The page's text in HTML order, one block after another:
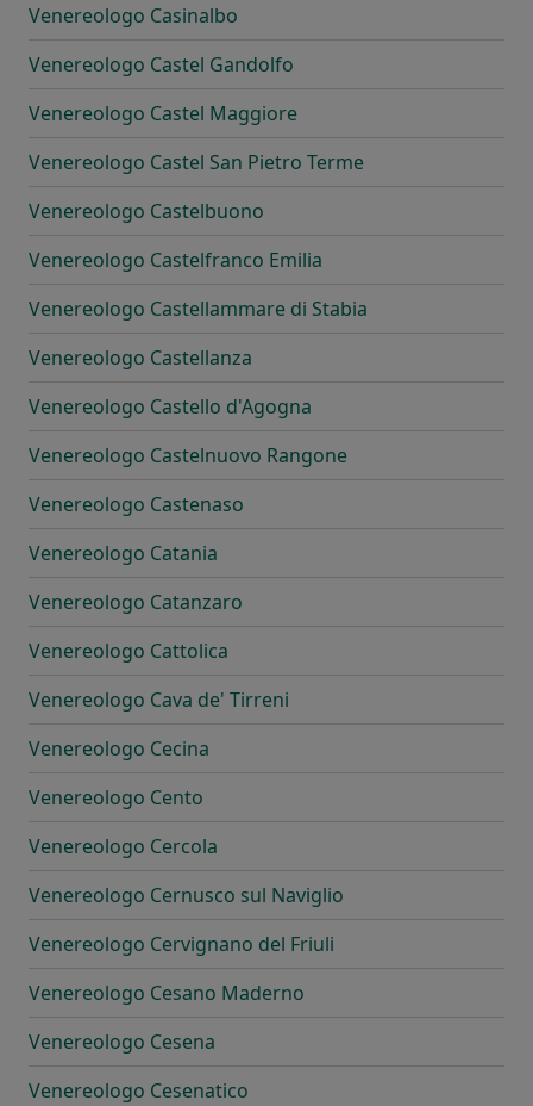
Venereologo Casinalbo
Venereologo Castel Gandolfo
Venereologo Castel Maggiore
Venereologo Castel San Pietro Terme
Venereologo Castelbuono
Venereologo Castelfranco Emilia
Venereologo Castellammare di Stabia
Venereologo Castellanza
Venereologo Castello d'Agogna
Venereologo Castelnuovo Rangone
Venereologo Castenaso
Venereologo Catania
Venereologo Catanzaro
Venereologo Cattolica
Venereologo Cava de' Tirreni
Venereologo Cecina
Venereologo Cento
Venereologo Cercola
Venereologo Cernusco sul Naviglio
Venereologo Cervignano del Friuli
Venereologo Cesano Maderno
Venereologo Cesena
Venereologo Cesenatico